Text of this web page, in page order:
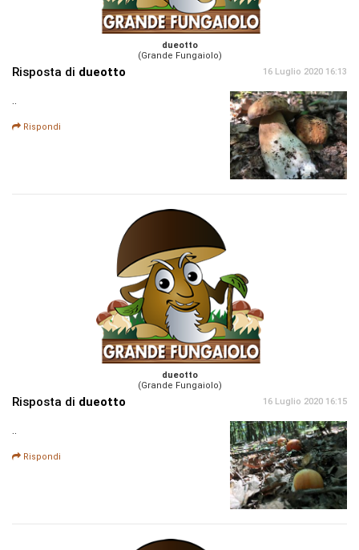
dueotto
(Grande Fungaiolo)
Risposta di dueotto 16 Luglio 2020 16:13
..
Rispondi
dueotto
(Grande Fungaiolo)
Risposta di dueotto 16 Luglio 2020 16:15
..
Rispondi